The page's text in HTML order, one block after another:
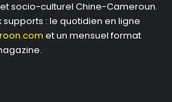
socio-culturel Chine-Cameroun.
supports : le quotidien en ligne
et un mensuel format